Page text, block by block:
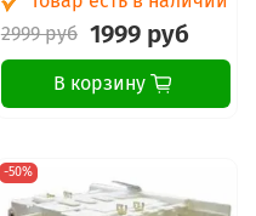
2999 руб 1999 руб
В корзину
-50%